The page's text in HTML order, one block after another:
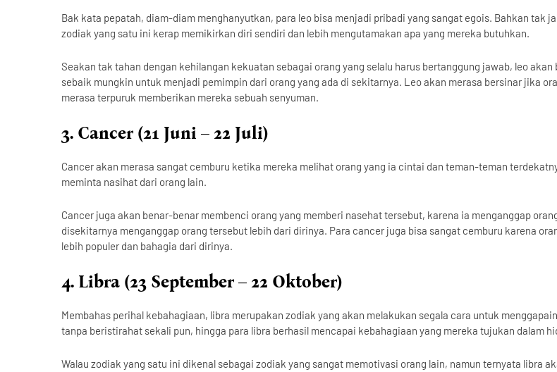
Bak kata pepatah, diam-diam menghanyutkan, para leo bisa menjadi pribadi yang sangat egois. Bahkan tak
zodiak yang satu ini kerap memikirkan diri sendiri dan lebih mengutamakan apa yang mereka butuhkan.
Seakan tak tahan dengan kehilangan kekuatan sebagai orang yang selalu harus bertanggung jawab, leo akan
sebaik mungkin untuk menjadi pemimpin dari orang yang ada di sekitarnya. Leo akan merasa bersinar jika
merasa terpuruk memberikan mereka sebuah senyuman.
3. Cancer (21 Juni – 22 Juli)
Cancer akan merasa sangat cemburu ketika mereka melihat orang yang ia cintai dan teman-teman
meminta nasihat dari orang lain.
Cancer juga akan benar-benar membenci orang yang memberi nasehat tersebut, karena ia menganggap
disekitarnya menganggap orang tersebut lebih dari dirinya. Para cancer juga bisa sangat cemburu karena
lebih populer dan bahagia dari dirinya.
4. Libra (23 September – 22 Oktober)
Membahas perihal kebahagiaan, libra merupakan zodiak yang akan melakukan segala cara untuk
tanpa beristirahat sekali pun, hingga para libra berhasil mencapai kebahagiaan yang mereka tujukan dalam
Walau zodiak yang satu ini dikenal sebagai zodiak yang sangat memotivasi orang lain, namun ternyata libra